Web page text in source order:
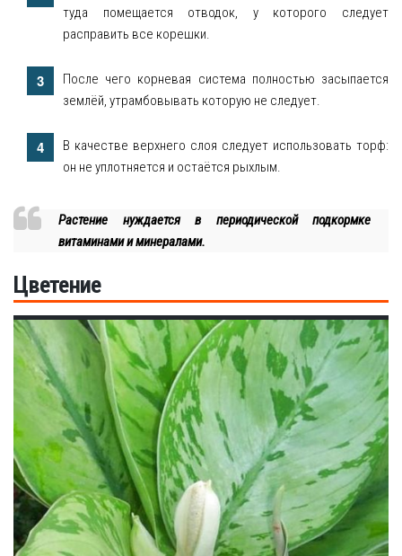
туда помещается отводок, у которого следует
расправить все корешки.
После чего корневая система полностью засыпается
землёй, утрамбовывать которую не следует.
В качестве верхнего слоя следует использовать торф:
он не уплотняется и остаётся рыхлым.
Растение нуждается в периодической подкормке
витаминами и минералами.
Цветение